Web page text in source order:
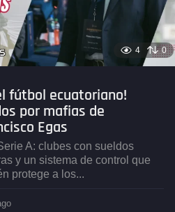
4 0
fútbol ecuatoriano!
por mafias de
Egas
A: clubes con sueldos
y un sistema de control que
protege a los...